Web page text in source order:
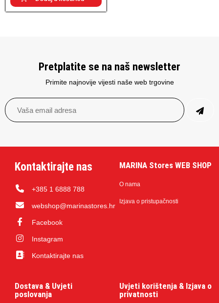
Pretplatite se na naš newsletter
Primite najnovije vijesti naše web trgovine
Kontaktirajte nas
+385 1 6888 788
webshop@marinastores.hr
Facebook
Instagram
Kontaktirajte nas
MARINA Stores WEB SHOP
O nama
Izjava o pristupačnosti
Dostava & Uvjeti
poslovanja
Uvjeti korištenja & Izjava o
privatnosti